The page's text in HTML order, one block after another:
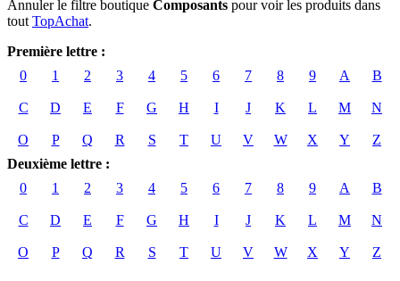
Annuler le filtre boutique Composants pour voir les produits dans
tout TopAchat.
Première lettre :
0
1 2 3 4 5 6 7 8 9 A B
C D E F G H I J K L M N
O P Q R S T U V W X Y
Z
Deuxième lettre :
0
1 2 3 4 5 6 7 8 9 A B
C D E F G H I J K L M N
O P Q R S T U V W X Y Z